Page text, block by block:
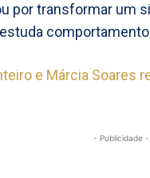
por transformar um
e Márcia Soares
- Publicidade -